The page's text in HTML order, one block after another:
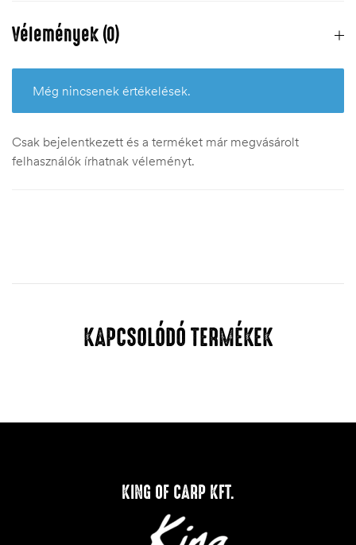
Vélemények (0)
Még nincsenek értékelések.
Csak bejelentkezett és a terméket már megvásárolt
felhasználók írhatnak véleményt.
KAPCSOLÓDÓ TERMÉKEK
KING OF CARP KFT.